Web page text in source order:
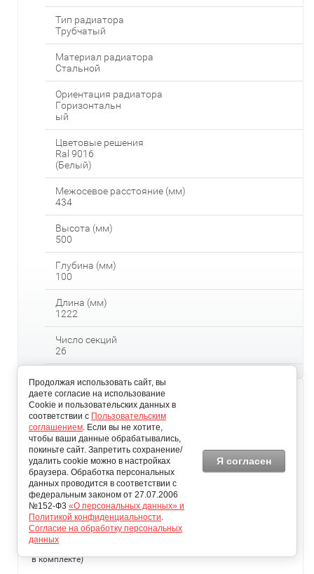
Тип радиатора
Трубчатый
Материал радиатора
Стальной
Ориентация радиатора
Горизонтальн
ый
Цветовые решения
Ral 9016
(Белый)
Межосевое расстояние (мм)
434
Высота (мм)
500
Глубина (мм)
100
Длина (мм)
1222
Число секций
26
в комплекте)
Продолжая использовать сайт, вы
даете согласие на использование
Cookie и пользовательских данных в
соответствии с Пользовательским
соглашением. Если вы не хотите,
чтобы ваши данные обрабатывались,
покиньте сайт. Запретить сохранение/
удалить cookie можно в настройках
браузера. Обработка персональных
данных проводится в соответствии с
федеральным законом от 27.07.2006
№152-Ф3 «О персональных данных» и
Политикой конфиденциальности.
Согласие на обработку персональных
данных
Я согласен